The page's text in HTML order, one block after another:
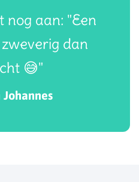
nog aan: "Een
dan
😅"